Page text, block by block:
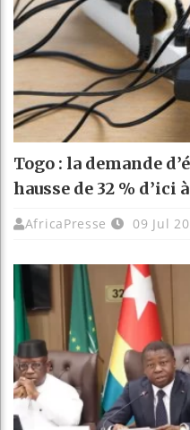
Togo : la demande
hausse de 32 % d’ici
AfricaPresse 09 Jul